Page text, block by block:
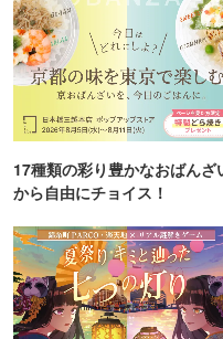
17種類の彩り豊かなおばんざ
から自由にチョイス！